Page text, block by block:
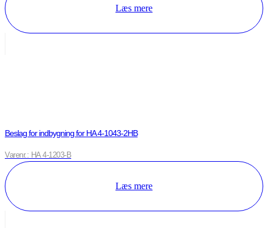
Læs mere
Beslag for indbygning for HA 4-1043-2HB
Varenr.: HA 4-1203-B
Læs mere